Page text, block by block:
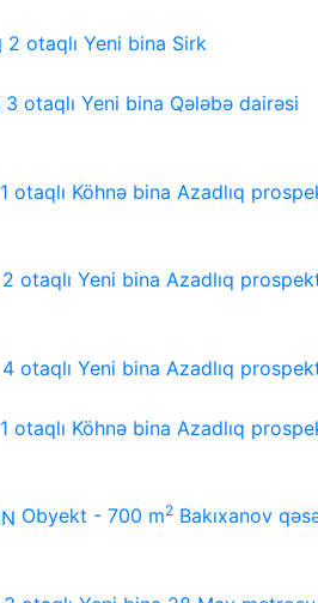
2 otaqlı Yeni bina Sirk
3 otaqlı Yeni bina Qələbə dairəsi
1 otaqlı Köhnə bina Azadlıq
2 otaqlı Yeni bina Azadlıq
4 otaqlı Yeni bina Azadlıq
1 otaqlı Köhnə bina Azadlıq
Obyekt - 700 m2 Bakıxanov